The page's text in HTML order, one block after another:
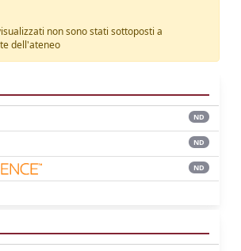
non sono stati sottoposti a
dell'ateneo
ND
ND
ND